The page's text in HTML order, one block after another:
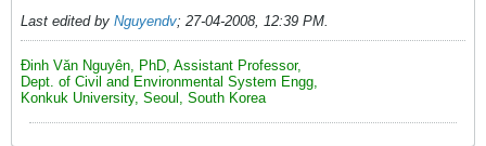
Last edited by Nguyendv; 27-04-2008, 12:39 PM.
Đinh Văn Nguyên, PhD, Assistant Professor,
Dept. of Civil and Environmental System Engg,
Konkuk University, Seoul, South Korea